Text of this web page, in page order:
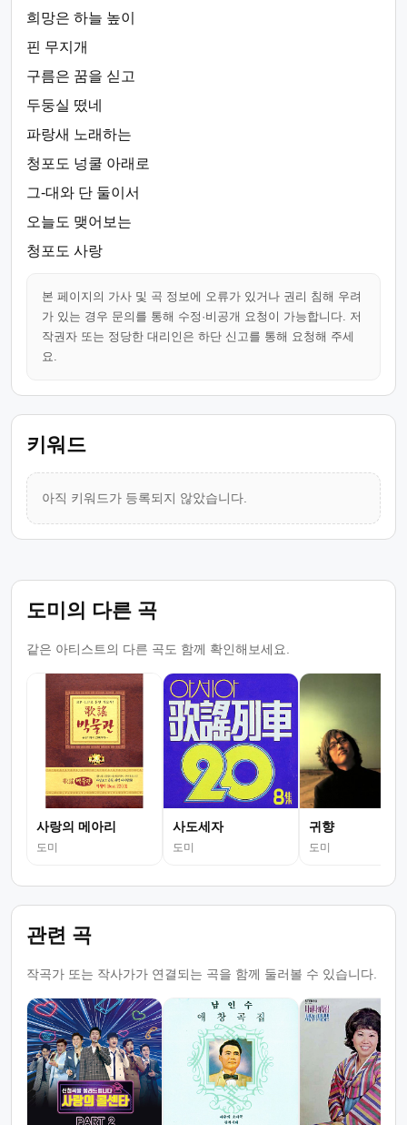
희망은 하늘 높이
핀 무지개
구름은 꿈을 싣고
두둥실 떴네
파랑새 노래하는
청포도 넝쿨 아래로
그-대와 단 둘이서
오늘도 맺어보는
청포도 사랑
본 페이지의 가사 및 곡 정보에 오류가 있거나 권리 침해 우려
가 있는 경우 문의를 통해 수정·비공개 요청이 가능합니다. 저
작권자 또는 정당한 대리인은 하단 신고를 통해 요청해 주세
요.
키워드
아직 키워드가 등록되지 않았습니다.
도미의 다른 곡
같은 아티스트의 다른 곡도 함께 확인해보세요.
사랑의 메아리
도미
사도세자
도미
귀향
도미
관련 곡
작곡가 또는 작사가가 연결되는 곡을 함께 둘러볼 수 있습니다.